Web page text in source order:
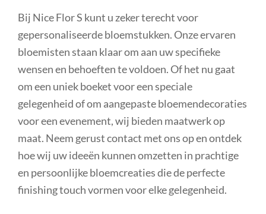
Bij Nice Flor S kunt u zeker terecht voor
gepersonaliseerde bloemstukken. Onze ervaren
bloemisten staan klaar om aan uw specifieke
wensen en behoeften te voldoen. Of het nu gaat
om een uniek boeket voor een speciale
gelegenheid of om aangepaste bloemendecoraties
voor een evenement, wij bieden maatwerk op
maat. Neem gerust contact met ons op en ontdek
hoe wij uw ideeën kunnen omzetten in prachtige
en persoonlijke bloemcreaties die de perfecte
finishing touch vormen voor elke gelegenheid.